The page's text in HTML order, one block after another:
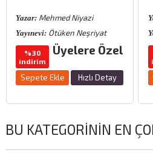
Yazar: Mehmed Niyazi
Yayınevi: Ötüken Neşriyat
%30
indirim
Üyelere Özel
Sepete Ekle Hızlı Detay
BU KATEGORININ EN